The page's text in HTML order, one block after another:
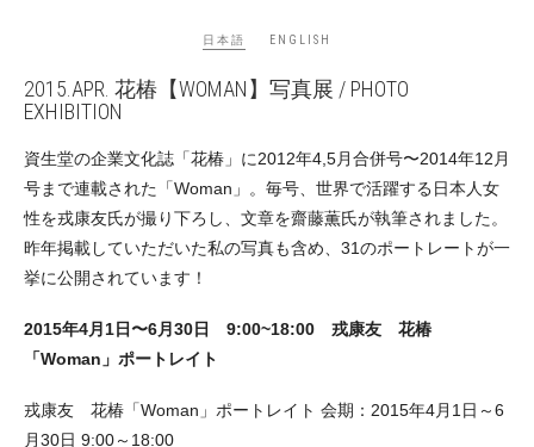
日本語 ENGLISH
2015.APR. 花椿【WOMAN】写真展 / PHOTO
EXHIBITION
資生堂の企業文化誌「花椿」に2012年4,5月合併号〜2014年12月
号まで連載された「Woman」。毎号、世界で活躍する日本人女
性を戎康友氏が撮り下ろし、文章を齋藤薫氏が執筆されました。
昨年掲載していただいた私の写真も含め、31のポートレートが一
挙に公開されています！
2015年4月1日〜6月30日 9:00~18:00 戎康友 花椿
「Woman」ポートレイト
戎康友 花椿「Woman」ポートレイト 会期：2015年4月1日～6
月30日 9:00～18:00